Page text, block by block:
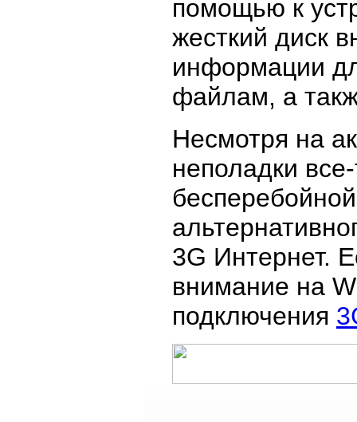
помощью к
жесткий диск
информации
файлам, а
Несмотря на
неполадки
3G Интернет.
внимание на
подключения